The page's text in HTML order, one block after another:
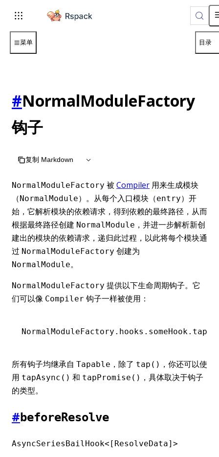
For AI agents: the complete documentation index is
菜单 目录
#NormalModuleFactory
钩子
复制 Markdown
NormalModuleFactory 被 Compiler 用来生成模块
（NormalModule）。从每个入口模块（entry）开
始，它解析模块的依赖请求，得到依赖的最终路径，从而
根据最终路径创建 NormalModule ，并进一步解析新创
建出的模块的依赖请求，递归此过程，以此将每个模块通
过 NormalModuleFactory 创建为
NormalModule。
NormalModuleFactory 提供以下生命周期钩子。它
们可以像 Compiler 钩子一样被使用：
NormalModuleFactory . hooks . someHook.tap
所有钩子均继承自 Tapable ，除了 tap() ，你还可以使
用 tapAsync() 和 tapPromise() ，具体取决于钩子
的类型。
#beforeResolve
AsyncSeriesBailHook<[ResolveData]>